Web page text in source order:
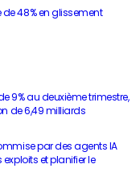
48% en glissement
9% au deuxième trimestre,
de 6,49 milliards
par des agents IA
et planifier le